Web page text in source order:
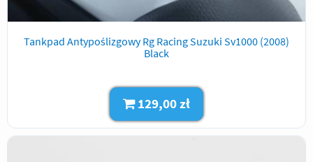
Tankpad Antypoślizgowy Rg Racing Suzuki Sv1000 (2008)
Black
129,00 zł